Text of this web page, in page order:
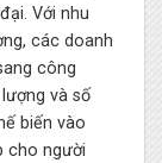
Với nhu
các doanh
công
và số
biến vào
cho người